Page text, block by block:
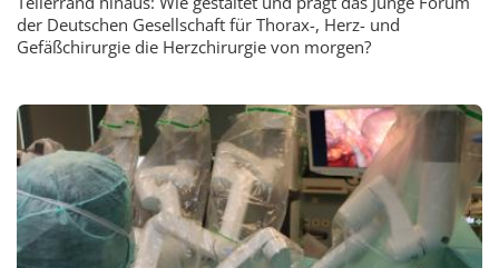
der Deutschen Gesellschaft für Thorax-, Herz- und
Gefäßchirurgie die Herzchirurgie von morgen?